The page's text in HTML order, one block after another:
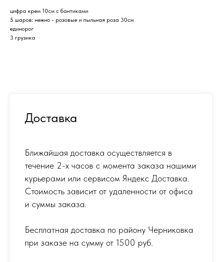
цифра крем 10см с бантиками
5 шаров: нежно - розовые и пыльная роза 30см
единорог
3 грузика
Доставка
Ближайшая доставка осуществляется в
течение 2-х часов с момента заказа нашими
курьерами или сервисом Яндекс Доставка.
Стоимость зависит от удаленности от офиса
и суммы заказа.
Бесплатная доставка по району Черниковка
при заказе на сумму от 1500 руб.